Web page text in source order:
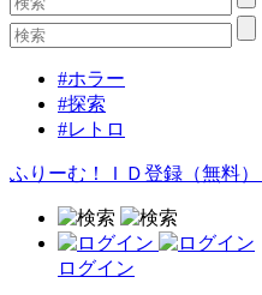
#ホラー
#探索
#レトロ
ふりーむ！ＩＤ登録（無料）
ログイン